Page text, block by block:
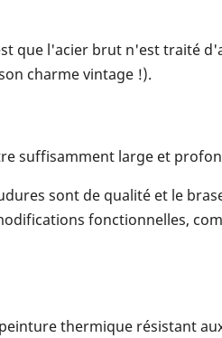
que l'acier brut n'est traité
charme vintage !).
suffisamment large et
sont de qualité et le
fonctionnelles,
thermique résistant